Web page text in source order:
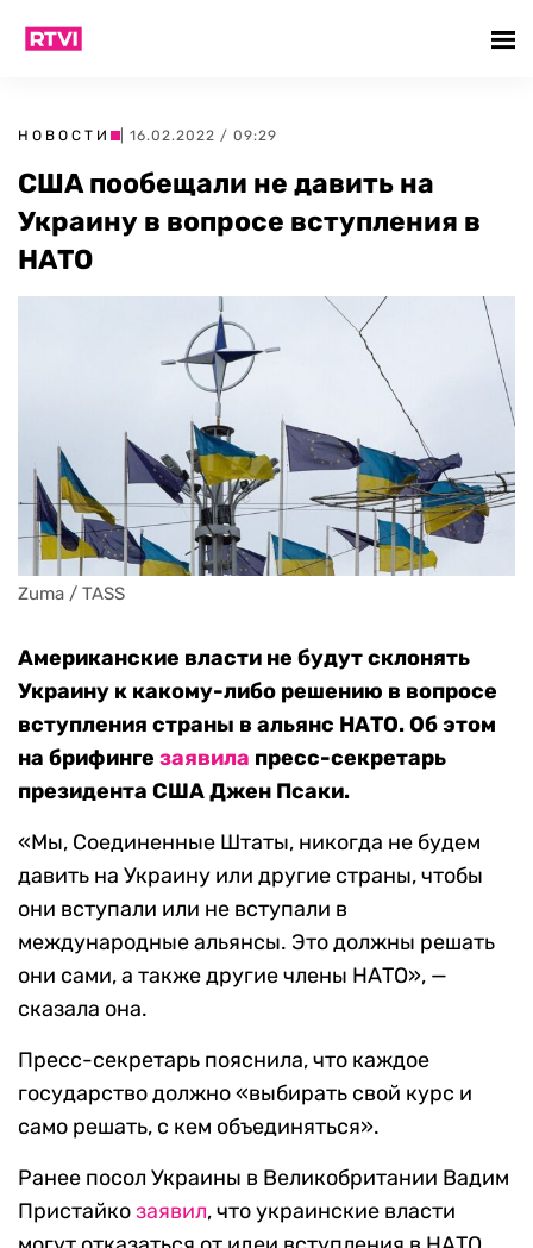
НОВОСТИ | 16.02.2022 / 09:29
США пообещали не давить на
Украину в вопросе вступления в
НАТО
Zuma / TASS
Американские власти не будут склонять
Украину к какому-либо решению в вопросе
вступления страны в альянс НАТО. Об этом
на брифинге заявила пресс-секретарь
президента США Джен Псаки.
«Мы, Соединенные Штаты, никогда не будем
давить на Украину или другие страны, чтобы
они вступали или не вступали в
международные альянсы. Это должны решать
они сами, а также другие члены НАТО», —
сказала она.
Пресс-секретарь пояснила, что каждое
государство должно «выбирать свой курс и
само решать, с кем объединяться».
Ранее посол Украины в Великобритании Вадим
Пристайкозаявил, что украинские власти